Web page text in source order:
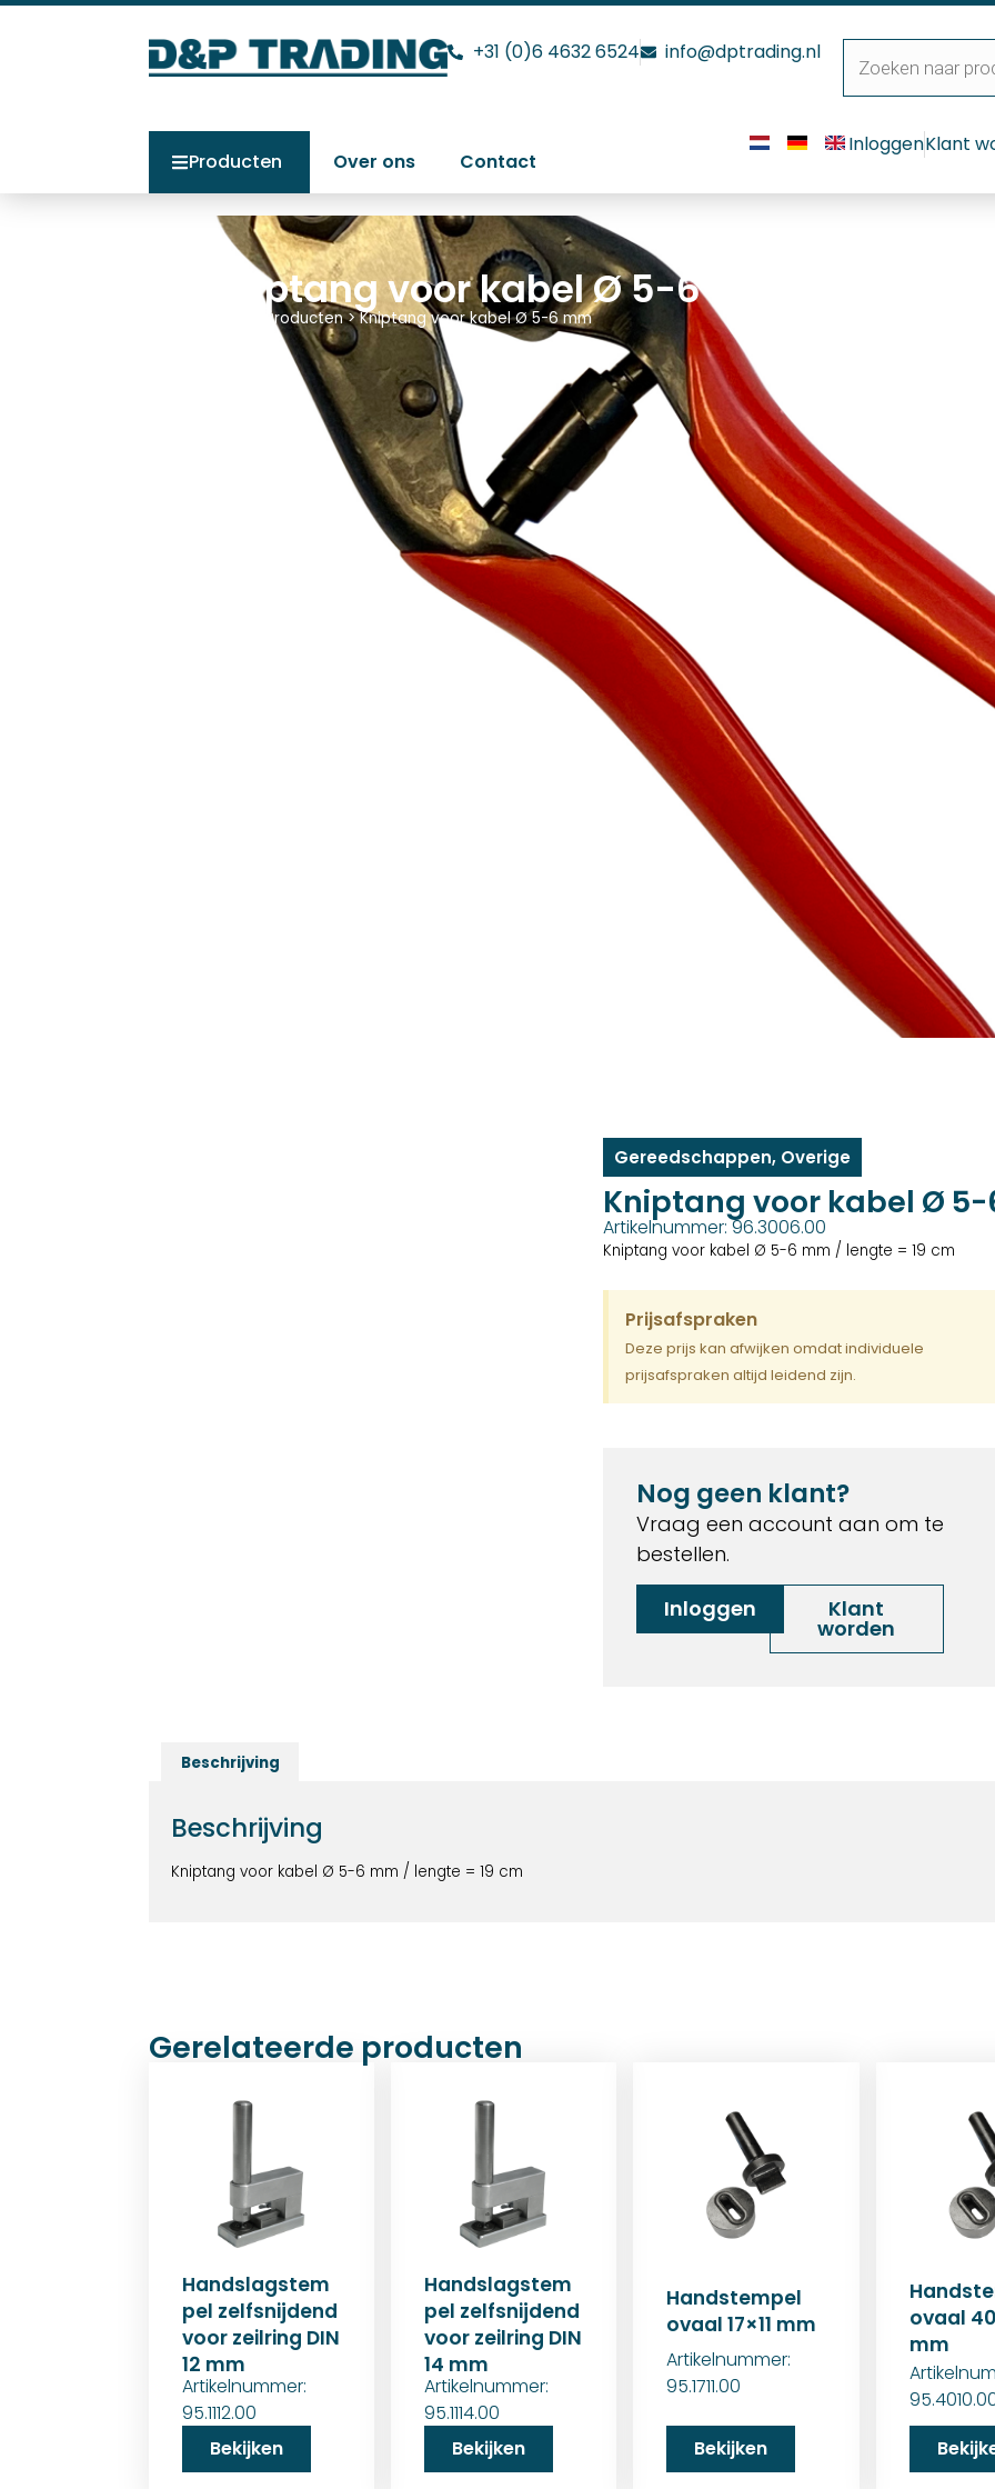
+31 (0)6 4632 6524 info@dptrading.nl
Producten Over ons Contact
InloggenKlant
Kniptang voor kabel Ø 5-6 mm
Producten>Kniptang voor kabel Ø 5-6 mm
Gereedschappen, Overige
Kniptang voor kabel Ø
Artikelnummer: 96.3006.00
Kniptang voor kabel Ø 5-6 mm / lengte = 19 cm
Prijsafspraken
Deze prijs kan afwijken omdat individuele
prijsafspraken altijd leidend zijn.
Nog geen klant?
Vraag een account aan om te
bestellen.
Inloggen
Klant
worden
Beschrijving
Beschrijving
Kniptang voor kabel Ø 5-6 mm / lengte = 19 cm
Gerelateerde producten
Handslagstem
pel zelfsnijdend
voor zeilring DIN
12 mm
Artikelnummer:
95.1112.00
Bekijken
Handslagstem
pel zelfsnijdend
voor zeilring DIN
14 mm
Artikelnummer:
95.1114.00
Bekijken
Handstempel
ovaal 17×11 mm
Artikelnummer:
95.1711.00
Bekijken
ovaal
mm